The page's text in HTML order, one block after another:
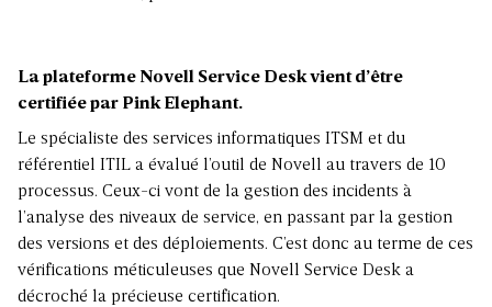
La plateforme Novell Service Desk vient d’être
certifiée par Pink Elephant.
Le spécialiste des services informatiques ITSM et du
référentiel ITIL a évalué l’outil de Novell au travers de 10
processus. Ceux-ci vont de la gestion des incidents à
l’analyse des niveaux de service, en passant par la gestion
des versions et des déploiements. C’est donc au terme de ces
vérifications méticuleuses que Novell Service Desk a
décroché la précieuse certification.